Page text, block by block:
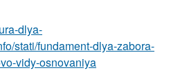
dlya-
stati/fundament-dlya-zabora-
vidy-osnovaniya